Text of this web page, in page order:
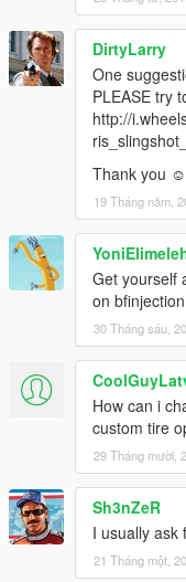
DirtyLarry
One
PLEASE try
http://
Thank you ☺
19 Tháng năm,
Get yourself
on
30 Tháng sáu,
How can i
custom tire
29 Tháng mười,
Sh3nZeR
I usually ask
21 Tháng một,